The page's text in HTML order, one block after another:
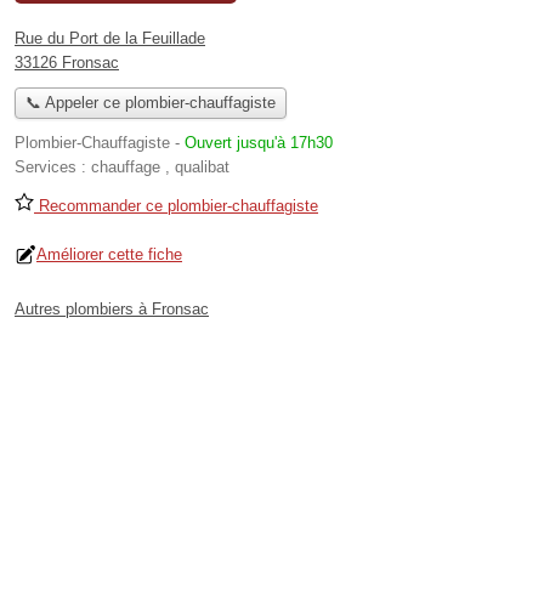
Rue du Port de la Feuillade
33126 Fronsac
📞 Appeler ce plombier-chauffagiste
Plombier-Chauffagiste - Ouvert jusqu'à 17h30
Services : chauffage , qualibat
Recommander ce plombier-chauffagiste
Améliorer cette fiche
Autres plombiers à Fronsac